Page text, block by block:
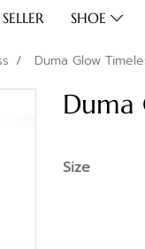
SHOE
Duma Glow
Duma
Size